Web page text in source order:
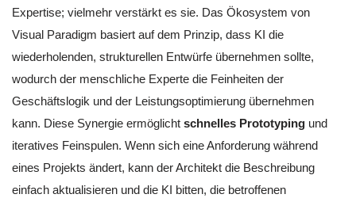
Expertise; vielmehr verstärkt es sie. Das Ökosystem von
Visual Paradigm basiert auf dem Prinzip, dass KI die
wiederholenden, strukturellen Entwürfe übernehmen sollte,
wodurch der menschliche Experte die Feinheiten der
Geschäftslogik und der Leistungsoptimierung übernehmen
kann. Diese Synergie ermöglicht schnelles Prototyping und
iteratives Feinspulen. Wenn sich eine Anforderung während
eines Projekts ändert, kann der Architekt die Beschreibung
einfach aktualisieren und die KI bitten, die betroffenen